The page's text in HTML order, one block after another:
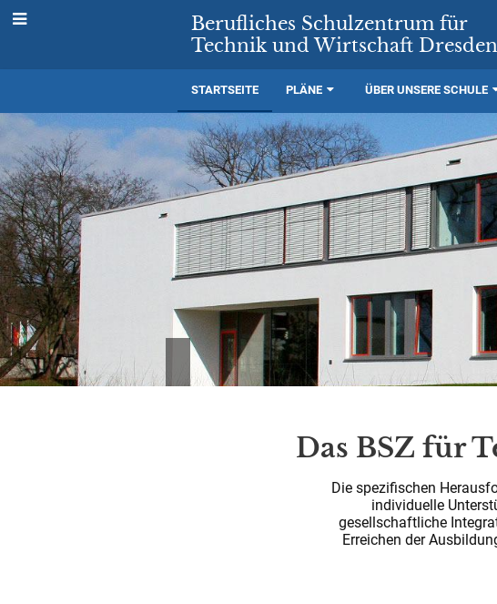
Berufliches Schulzentrum für
Technik und Wirtschaft Dresden
STARTSEITE PLÄNE ÜBER UNSERE SCHULE
Das BSZ für
Die spezifischen
individuelle
gesellschaftliche
Erreichen der